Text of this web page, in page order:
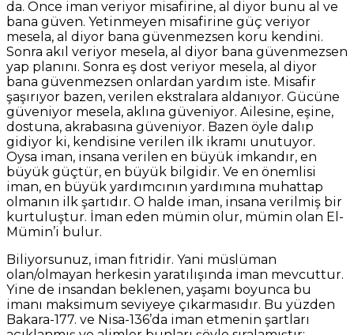
da. Önce iman veriyor misafirine, al diyor bunu al ve
bana güven. Yetinmeyen misafirine güç veriyor
mesela, al diyor bana güvenmezsen koru kendini.
Sonra akıl veriyor mesela, al diyor bana güvenmezsen
yap planını. Sonra eş dost veriyor mesela, al diyor
bana güvenmezsen onlardan yardım iste. Misafir
şaşırıyor bazen, verilen ekstralara aldanıyor. Gücüne
güveniyor mesela, aklına güveniyor. Ailesine, eşine,
dostuna, akrabasına güveniyor. Bazen öyle dalıp
gidiyor ki, kendisine verilen ilk ikramı unutuyor.
Oysa iman, insana verilen en büyük imkandır, en
büyük güçtür, en büyük bilgidir. Ve en önemlisi
iman, en büyük yardımcının yardımına muhattap
olmanın ilk şartıdır. O halde iman, insana verilmiş bir
kurtuluştur. İman eden mümin olur, mümin olan El-
Mümin’i bulur.
Biliyorsunuz, iman fıtridir. Yani müslüman
olan/olmayan herkesin yaratılışında iman mevcuttur.
Yine de insandan beklenen, yaşamı boyunca bu
imanı maksimum seviyeye çıkarmasıdır. Bu yüzden
Bakara-177. ve Nisa-136’da iman etmenin şartları